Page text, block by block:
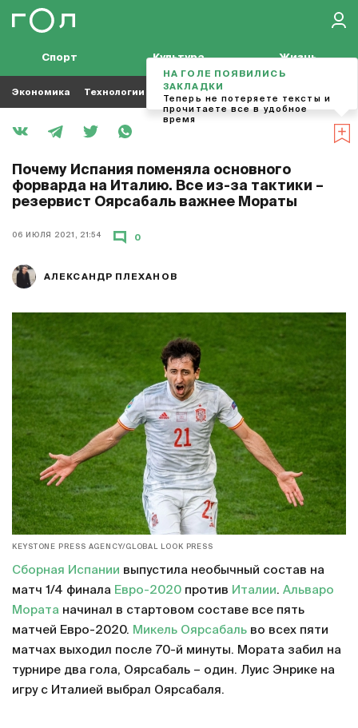
Спорт Культура Жизнь
Экономика Технологии Кино Футбол
Почему Испания поменяла основного
форварда на Италию. Все из-за тактики –
резервист Оярсабаль важнее Мораты
06 ИЮЛЯ 2021, 21:54
АЛЕКСАНДР ПЛЕХАНОВ
0
KEYSTONE PRESS AGENCY/GLOBAL LOOK PRESS
Сборная Испании выпустила необычный состав на
матч 1/4 финала Евро-2020 против Италии. Альваро
Мората начинал в стартовом составе все пять
матчей Евро-2020. Микель Оярсабаль во всех пяти
матчах выходил после 70-й минуты. Мората забил на
турнире два гола, Оярсабаль – один. Луис Энрике на
игру с Италией выбрал Оярсабаля.
НА ГОЛЕ ПОЯВИЛИСЬ
ЗАКЛАДКИ
Теперь не потеряете тексты и
прочитаете все в удобное
время